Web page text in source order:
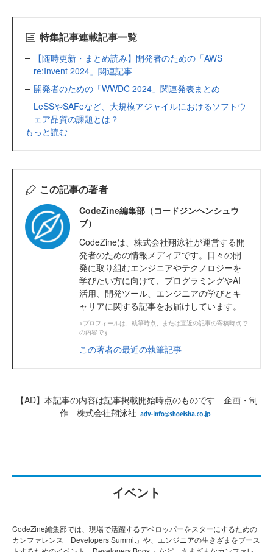
特集記事連載記事一覧
【随時更新・まとめ読み】開発者のための「AWS
re:Invent 2024」関連記事
開発者のための「WWDC 2024」関連発表まとめ
LeSSやSAFeなど、大規模アジャイルにおけるソフトウ
ェア品質の課題とは？
もっと読む
この記事の著者
CodeZine編集部（コードジンヘンシュウ
ブ）
CodeZineは、株式会社翔泳社が運営する開
発者のための情報メディアです。日々の開
発に取り組むエンジニアやテクノロジーを
学びたい方に向けて、プログラミングやAI
活用、開発ツール、エンジニアの学びとキ
ャリアに関する記事をお届けしています。
※プロフィールは、執筆時点、または直近の記事の寄稿時点で
の内容です
この著者の最近の執筆記事
【AD】本記事の内容は記事掲載開始時点のものです 企画・制
作 株式会社翔泳社
イベント
CodeZine編集部では、現場で活躍するデベロッパーをスターにするための
カンファレンス「Developers Summit」や、エンジニアの生きざまをブース